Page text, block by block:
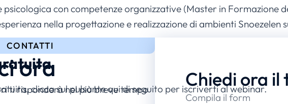
con competenze organizzative (Master in Formazione
nella progettazione e realizzazione di ambienti Snoezelen
clicca sul pulsante qui di seguito per iscriverti al webinar.
CONTATTI
ora
ti risponderà nel più breve tempo
Chiedi ora il
Compila il form